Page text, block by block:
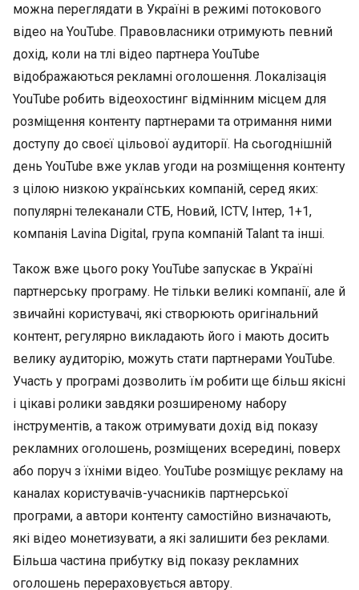
можна переглядати в Україні в режимі потокового
відео на YouTube. Правовласники отримують певний
дохід, коли на тлі відео партнера YouTube
відображаються рекламні оголошення. Локалізація
YouTube робить відеохостинг відмінним місцем для
розміщення контенту партнерами та отримання ними
доступу до своєї цільової аудиторії. На сьогоднішній
день YouTube вже уклав угоди на розміщення контенту
з цілою низкою українських компаній, серед яких:
популярні телеканали СТБ, Новий, ICTV, Інтер, 1+1,
компанія Lavina Digital, група компаній Talant та інші.
Також вже цього року YouTube запускає в Україні
партнерську програму. Не тільки великі компанії, але й
звичайні користувачі, які створюють оригінальний
контент, регулярно викладають його і мають досить
велику аудиторію, можуть стати партнерами YouTube.
Участь у програмі дозволить їм робити ще більш якісні
і цікаві ролики завдяки розширеному набору
інструментів, а також отримувати дохід від показу
рекламних оголошень, розміщених всередині, поверх
або поруч з їхніми відео. YouTube розміщує рекламу на
каналах користувачів-учасників партнерської
програми, а автори контенту самостійно визначають,
які відео монетизувати, а які залишити без реклами.
Більша частина прибутку від показу рекламних
оголошень перераховується автору.